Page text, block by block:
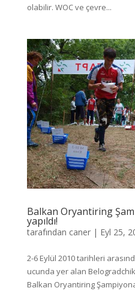
olabilir. WOC ve çevre...
Balkan Oryantiring
yapıldı!
tarafından caner| Eyl 25,
2-6 Eylül 2010 tarihleri
ucunda yer alan
Balkan Oryantiring